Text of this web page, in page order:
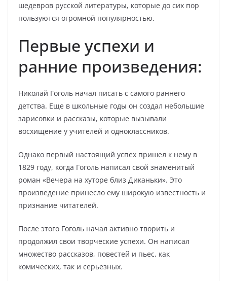
шедевров русской литературы, которые до сих пор
пользуются огромной популярностью.
Первые успехи и
ранние произведения:
Николай Гоголь начал писать с самого раннего
детства. Еще в школьные годы он создал небольшие
зарисовки и рассказы, которые вызывали
восхищение у учителей и одноклассников.
Однако первый настоящий успех пришел к нему в
1829 году, когда Гоголь написал свой знаменитый
роман «Вечера на хуторе близ Диканьки». Это
произведение принесло ему широкую известность и
признание читателей.
После этого Гоголь начал активно творить и
продолжил свои творческие успехи. Он написал
множество рассказов, повестей и пьес, как
комических, так и серьезных.